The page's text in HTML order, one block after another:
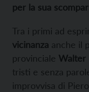
per la sua
Tra i primi ad
vicinanza anche il
provinciale Walter
tristi e senza
improvvisa di